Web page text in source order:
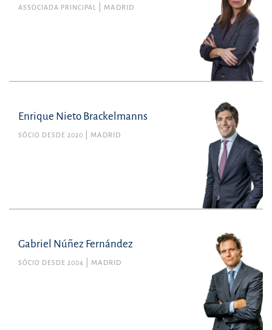
ASSOCIADA PRINCIPAL MADRID
Enrique Nieto Brackelmanns
SÓCIO DESDE 2020 MADRID
Gabriel Núñez Fernández
SÓCIO DESDE 2004 MADRID